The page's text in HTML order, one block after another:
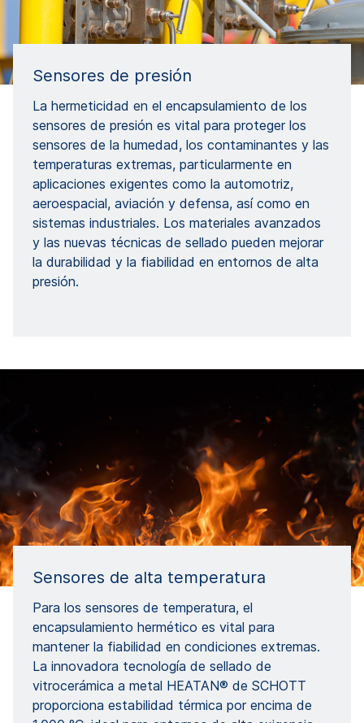
Sensores de presión
La hermeticidad en el encapsulamiento de los
sensores de presión es vital para proteger los
sensores de la humedad, los contaminantes y las
temperaturas extremas, particularmente en
aplicaciones exigentes como la automotriz,
aeroespacial, aviación y defensa, así como en
sistemas industriales. Los materiales avanzados
y las nuevas técnicas de sellado pueden mejorar
la durabilidad y la fiabilidad en entornos de alta
presión.
Sensores de alta temperatura
Para los sensores de temperatura, el
encapsulamiento hermético es vital para
mantener la fiabilidad en condiciones extremas.
La innovadora tecnología de sellado de
vitrocerámica a metal HEATAN® de SCHOTT
proporciona estabilidad térmica por encima de